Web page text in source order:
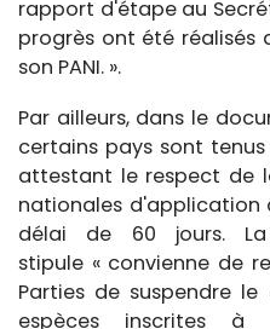
rapport d'étape au
progrès ont été
son PANI. ».
Par ailleurs, dans le
certains pays sont
attestant le respect de
nationales d'application
délai de 60 jours. La
stipule « convienne de
Parties de suspendre
espèces inscrites